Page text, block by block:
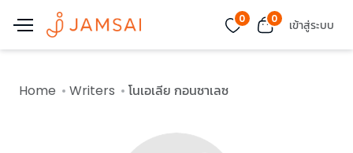
0 0 เข้าสู่ระบบ
Home Writers โนเอเลีย กอนซาเลซ